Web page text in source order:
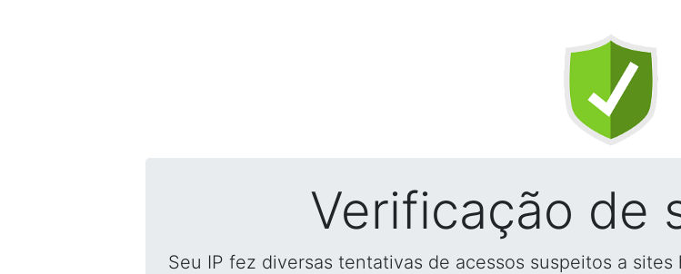
Verificação de
Seu IP fez diversas tentativas de acessos suspeitos a sites